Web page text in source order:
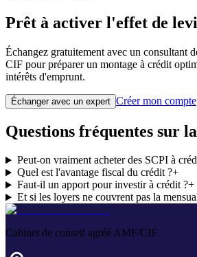
Prêt à activer l'effet de
Échangez gratuitement avec un consultant
CIF pour préparer un montage à crédit
intérêts d'emprunt.
Échanger avec un expert Créer mon compte
Questions fréquentes sur
Peut-on vraiment acheter des SCPI à
Quel est l'avantage fiscal du crédit ?+
Faut-il un apport pour investir à crédit ?+
Et si les loyers ne couvrent pas la
Cabinet de conseil agréé AMF/CIF